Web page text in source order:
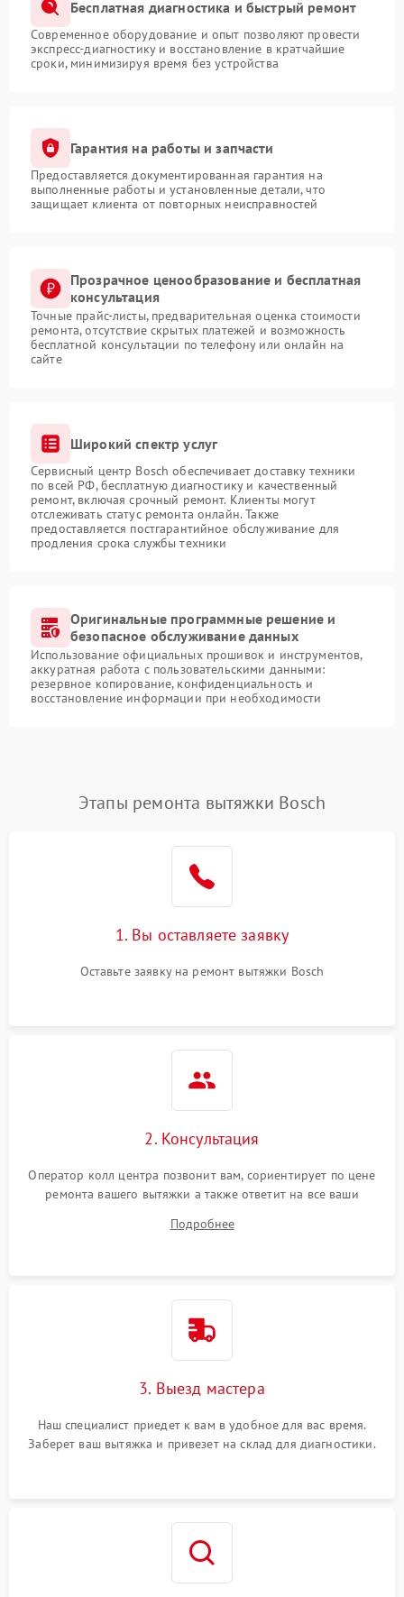
Бесплатная диагностика и быстрый ремонт
Современное оборудование и опыт позволяют провести
экспресс-диагностику и восстановление в кратчайшие
сроки, минимизируя время без устройства
Гарантия на работы и запчасти
Предоставляется документированная гарантия на
выполненные работы и установленные детали, что
защищает клиента от повторных неисправностей
Прозрачное ценообразование и бесплатная
консультация
Точные прайс-листы, предварительная оценка стоимости
ремонта, отсутствие скрытых платежей и возможность
бесплатной консультации по телефону или онлайн на
сайте
Широкий спектр услуг
Сервисный центр Bosch обеспечивает доставку техники
по всей РФ, бесплатную диагностику и качественный
ремонт, включая срочный ремонт. Клиенты могут
отслеживать статус ремонта онлайн. Также
предоставляется постгарантийное обслуживание для
продления срока службы техники
Оригинальные программные решение и
безопасное обслуживание данных
Использование официальных прошивок и инструментов,
аккуратная работа с пользовательскими данными:
резервное копирование, конфиденциальность и
восстановление информации при необходимости
Этапы ремонта вытяжки Bosch
1. Вы оставляете заявку
Оставьте заявку на ремонт вытяжки Bosch
2. Консультация
Оператор колл центра позвонит вам, сориентирует по цене
ремонта вашего вытяжки а также ответит на все ваши
Подробнее
3. Выезд мастера
Наш специалист приедет к вам в удобное для вас время.
Заберет ваш вытяжка и привезет на склад для диагностики.